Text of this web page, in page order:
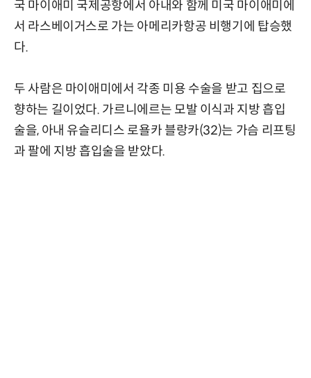
국 마이애미 국제공항에서 아내와 함께 미국 마이애미에
서 라스베이거스로 가는 아메리카항공 비행기에 탑승했
다.
두 사람은 마이애미에서 각종 미용 수술을 받고 집으로
향하는 길이었다. 가르니에르는 모발 이식과 지방 흡입
술을, 아내 유슬리디스 로욜카 블랑카(32)는 가슴 리프팅
과 팔에 지방 흡입술을 받았다.